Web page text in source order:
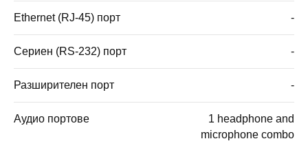
Ethernet (RJ-45) порт -
Сериен (RS-232) порт -
Разширителен порт -
Аудио портове
1 headphone and
microphone combo